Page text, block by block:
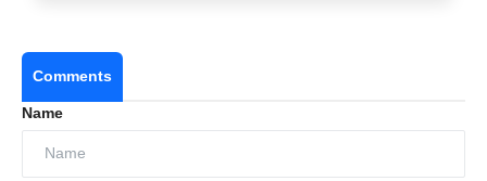
Comments
Name